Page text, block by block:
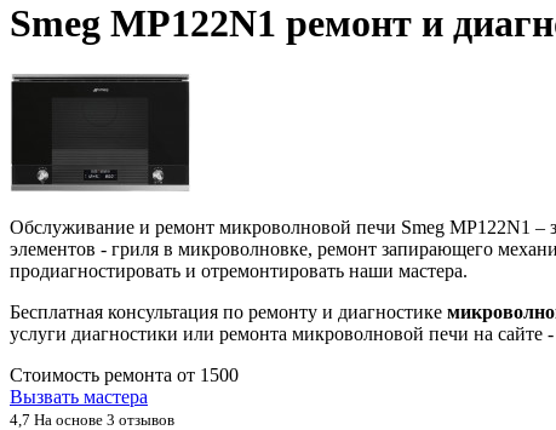
Smeg MP122N1 ремонт и
Обслуживание и ремонт микроволновой печи Smeg MP122N1 –
элементов - гриля в микроволновке, ремонт запирающего
продиагностировать и отремонтировать наши мастера.
Бесплатная консультация по ремонту и диагностике
услуги диагностики или ремонта микроволновой печи на
Стоимость ремонта от 1500
Вызвать мастера
4,7 На основе 3 отзывов